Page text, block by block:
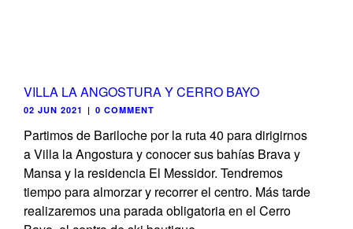
VILLA LA ANGOSTURA Y CERRO BAYO
02 JUN 2021 | 0 COMMENT
Partimos de Bariloche por la ruta 40 para dirigirnos
a Villa la Angostura y conocer sus bahías Brava y
Mansa y la residencia El Messidor. Tendremos
tiempo para almorzar y recorrer el centro. Más tarde
realizaremos una parada obligatoria en el Cerro